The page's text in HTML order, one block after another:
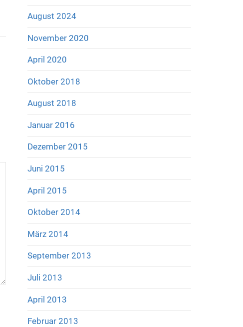
August 2024
November 2020
April 2020
Oktober 2018
August 2018
Januar 2016
Dezember 2015
Juni 2015
April 2015
Oktober 2014
März 2014
September 2013
Juli 2013
April 2013
Februar 2013